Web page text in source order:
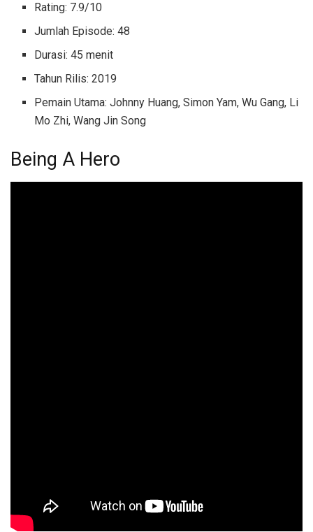
Rating: 7.9/10
Jumlah Episode: 48
Durasi: 45 menit
Tahun Rilis: 2019
Pemain Utama: Johnny Huang, Simon Yam, Wu Gang, Li
Mo Zhi, Wang Jin Song
Being A Hero